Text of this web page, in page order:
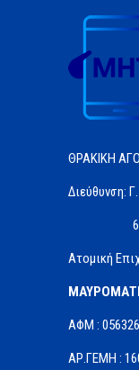
ΘΡΑΚΙΚΗ
Διεύθυνση:
69100
Ατομική
ΑΦΜ :
ΑΡ.ΓΕΜΗ :